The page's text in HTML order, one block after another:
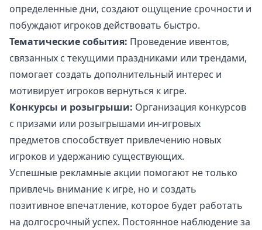
определенные дни, создают ощущение срочности и
побуждают игроков действовать быстро.
Тематические события: Проведение ивентов,
связанных с текущими праздниками или трендами,
помогает создать дополнительный интерес и
мотивирует игроков вернуться к игре.
Конкурсы и розыгрыши: Организация конкурсов
с призами или розыгрышами ин-игровых
предметов способствует привлечению новых
игроков и удержанию существующих.
Успешные рекламные акции помогают не только
привлечь внимание к игре, но и создать
позитивное впечатление, которое будет работать
на долгосрочный успех. Постоянное наблюдение за